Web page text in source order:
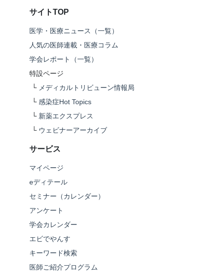
サイトTOP
医学・医療ニュース（一覧）
人気の医師連載・医療コラム
学会レポート（一覧）
特設ページ
└ メディカルトリビューン情報局
└ 感染症Hot Topics
└ 新薬エクスプレス
└ ウェビナーアーカイブ
サービス
マイページ
eディテール
セミナー（カレンダー）
アンケート
学会カレンダー
エビでやんす
キーワード検索
医師ご紹介プログラム